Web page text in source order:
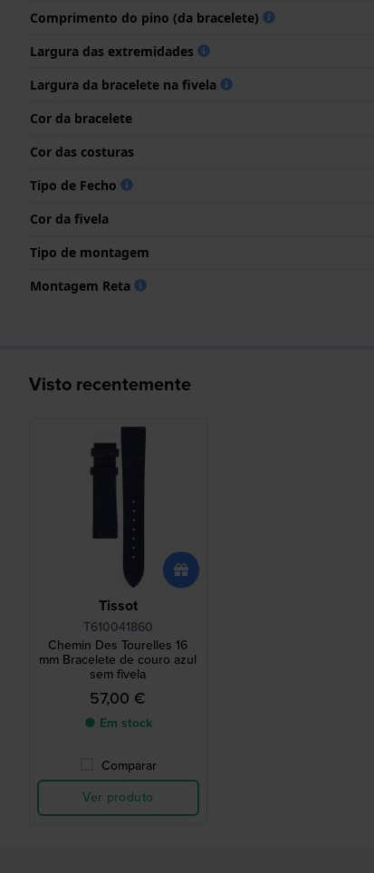
Comprimento do pino (da bracelete)
Largura das extremidades
Largura da bracelete na fivela
Cor da bracelete
Cor das costuras
Tipo de Fecho
Cor da fivela
Tipo de montagem
Montagem Reta
Visto recentemente
Tissot
T610041860
Chemin Des Tourelles 16
mm Bracelete de couro azul
sem fivela
57,00 €
● Em stock
Comparar
Ver produto